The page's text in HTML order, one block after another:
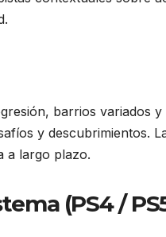
barrios variados
y descubrimientos.
a largo plazo.
(PS4 /